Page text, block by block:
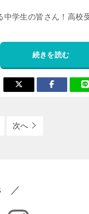
中学生の皆さん！高校
続きを読む
次へ
／